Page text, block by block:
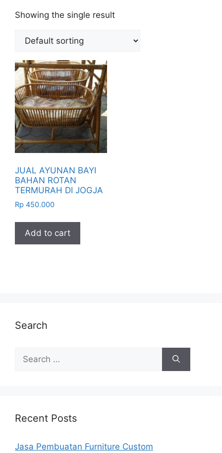
Showing the single result
JUAL AYUNAN BAYI
BAHAN ROTAN
TERMURAH DI JOGJA
Rp 450.000
Add to cart
Search
for:
Recent Posts
Jasa Pembuatan Furniture Custom